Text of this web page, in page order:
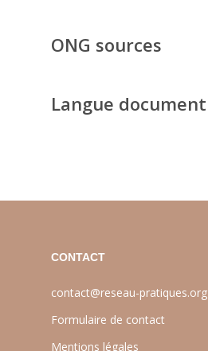
ONG sources
Langue document
CONTACT
contact@reseau-pratiques.org
Formulaire de contact
Mentions légales